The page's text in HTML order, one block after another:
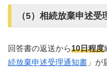
（5）相続放棄申述
回答書の返送から10日程度
続放棄申述受理通知書 」